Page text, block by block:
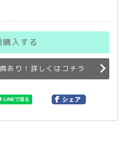
購入する
あり！詳しくはコチラ